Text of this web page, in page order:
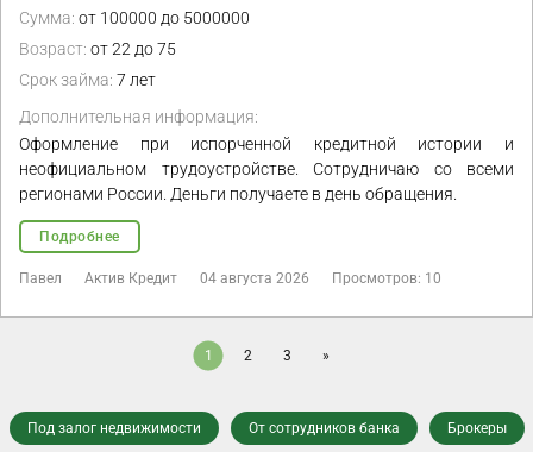
Сумма: от 100000 до 5000000
Возраст: от 22 до 75
Срок займа: 7 лет
Дополнительная информация:
Оформление при испорченной кредитной истории и
неофициальном трудоустройстве. Сотрудничаю со всеми
регионами России. Деньги получаете в день обращения.
Подробнее
Павел Актив Кредит 04 августа 2026 Просмотров: 10
1 2 3 »
Под залог недвижимости От сотрудников банка Брокеры